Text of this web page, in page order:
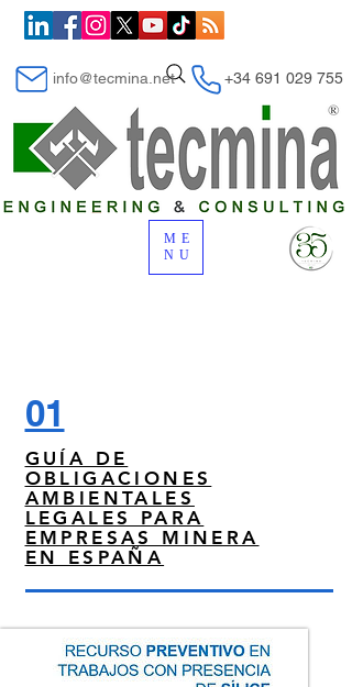
ME
NU
+34 691 029 755
info@tecmina.net
01
GUÍA DE
OBLIGACIONES
AMBIENTALES
LEGALES PARA
EMPRESAS MINERA
EN ESPAÑA